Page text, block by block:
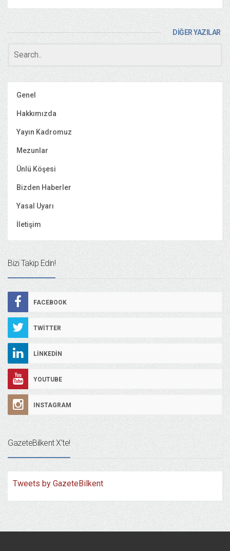
DİĞER YAZILAR
Genel
Hakkımızda
Yayın Kadromuz
Mezunlar
Ünlü Köşesi
Bizden Haberler
Yasal Uyarı
İletişim
Bizi Takip Edin!
FACEBOOK
TWITTER
LINKEDIN
YOUTUBE
INSTAGRAM
GazeteBilkent X’te!
Tweets by GazeteBilkent